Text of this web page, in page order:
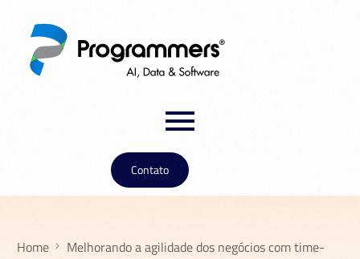
Contato
Home
Melhorando a agilidade dos negócios com time-